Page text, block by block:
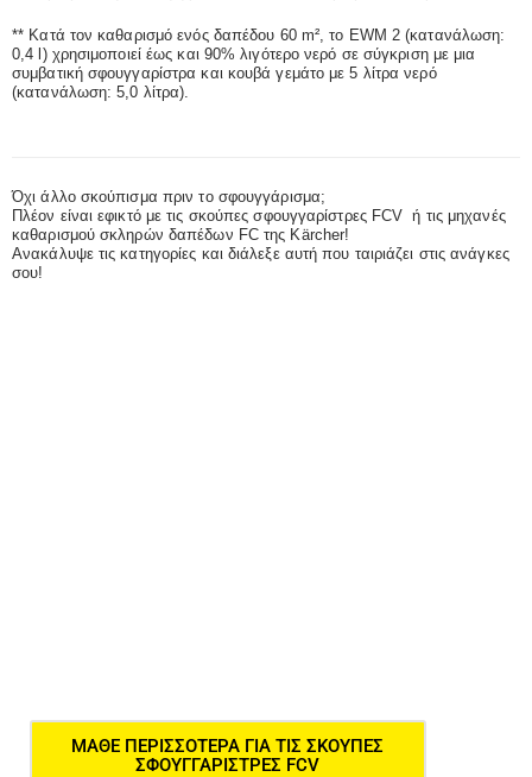
i
e
** Κατά τον καθαρισμό ενός δαπέδου 60 m², το EWM 2 (κατανάλωση:
0,4 l) χρησιμοποιεί έως και 90% λιγότερο νερό σε σύγκριση με μια
συμβατική σφουγγαρίστρα και κουβά γεμάτο με 5 λίτρα νερό
(κατανάλωση: 5,0 λίτρα).
Όχι άλλο σκούπισμα πριν το σφουγγάρισμα;
Πλέον είναι εφικτό με τις σκούπες σφουγγαρίστρες FCV ή τις μηχανές
καθαρισμού σκληρών δαπέδων FC της Kärcher!
Ανακάλυψε τις κατηγορίες και διάλεξε αυτή που ταιριάζει στις ανάγκες
σου!
ΜΑΘΕ ΠΕΡΙΣΣΌΤΕΡΑ ΓΙΑ ΤΙΣ ΣΚΟΥΠΕΣ
ΣΦΟΥΓΓΑΡΙΣΤΡΕΣ FCV